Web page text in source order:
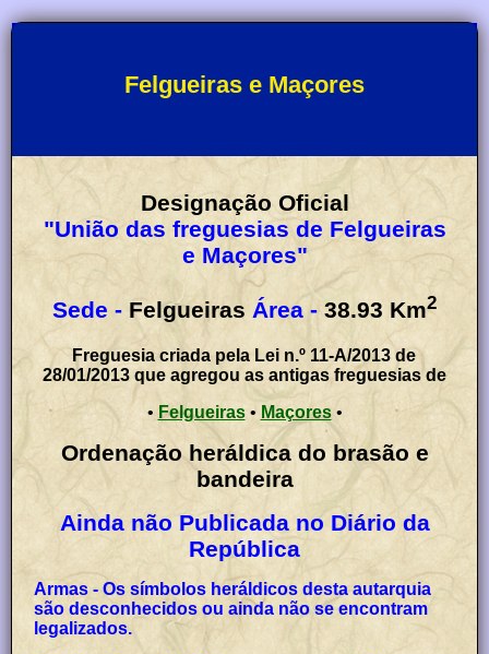
Felgueiras e Maçores
Designação Oficial
"União das freguesias de Felgueiras
e Maçores"
Sede - Felgueiras Área - 38.93 Km2
Freguesia criada pela Lei n.º 11-A/2013 de
28/01/2013 que agregou as antigas freguesias de
• Felgueiras• Maçores•
Ordenação heráldica do brasão e
bandeira
Ainda não Publicada no Diário da
República
Armas - Os símbolos heráldicos desta autarquia
são desconhecidos ou ainda não se encontram
legalizados.